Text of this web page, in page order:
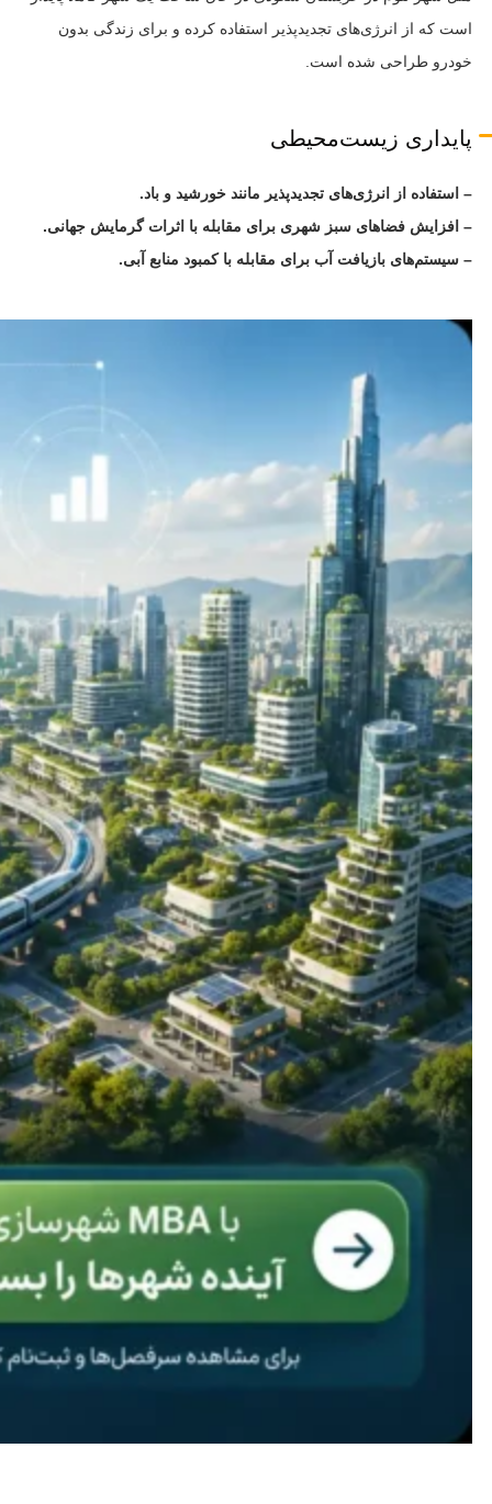
است که از انرژی‌های تجدیدپذیر استفاده کرده و برای زندگی بدون
خودرو طراحی شده است.
پایداری زیست‌محیطی
– استفاده از انرژی‌های تجدیدپذیر مانند خورشید و باد.
– افزایش فضاهای سبز شهری برای مقابله با اثرات گرمایش جهانی.
– سیستم‌های بازیافت آب برای مقابله با کمبود منابع آبی.